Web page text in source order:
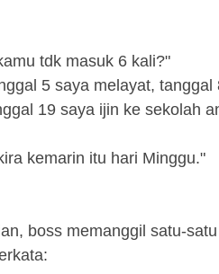
tdk masuk 6 kali?"
5 saya melayat,
19 saya ijin ke sekolah
kemarin itu hari Minggu."
boss memanggil satu-